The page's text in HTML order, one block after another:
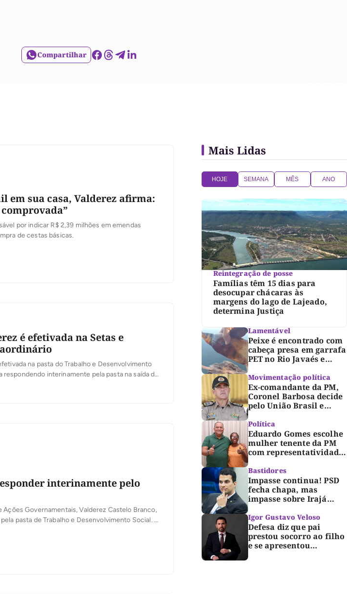
Compartilhar
em sua casa, Valderez afirma:
por indicar R$ 2,39 milhões em emendas
de cestas básicas.
é efetivada na Setas e
na pasta do Trabalho e Desenvolvimento
respondendo interinamente pela pasta na saída da
interinamente pelo
Governamentais, Valderez Castelo Branco,
pasta de Trabalho e Desenvolvimento Social. A
Mais Lidas
HOJE SEMANA MÊS ANO
Reintegração de posse
Famílias têm 15 dias para
desocupar chácaras às
margens do lago de Lajeado,
determina Justiça
Lamentável
Peixe é encontrado com
cabeça presa em garrafa
PET no Rio Javaés e
vídeo alerta para
impacto do lixo nos rios
Movimentação política
Ex-comandante da PM,
Coronel Barbosa decide
pelo União Brasil e
reforça chapa federal de
Dorinha
Política
Eduardo Gomes escolhe
mulher tenente da PM
com representatividade
e trajetória de
superação para compor
segunda suplência ao
Senado
Bastidores
Impasse continua! PSD
fecha chapa, mas
impasse sobre Irajá
segue até o limite do
prazo no TRE; Laurez diz
que nome dele não foi
homologado
Igor Gustavo Veloso
Defesa diz que pai
prestou socorro ao filho
e se apresentou
espontaneamente à